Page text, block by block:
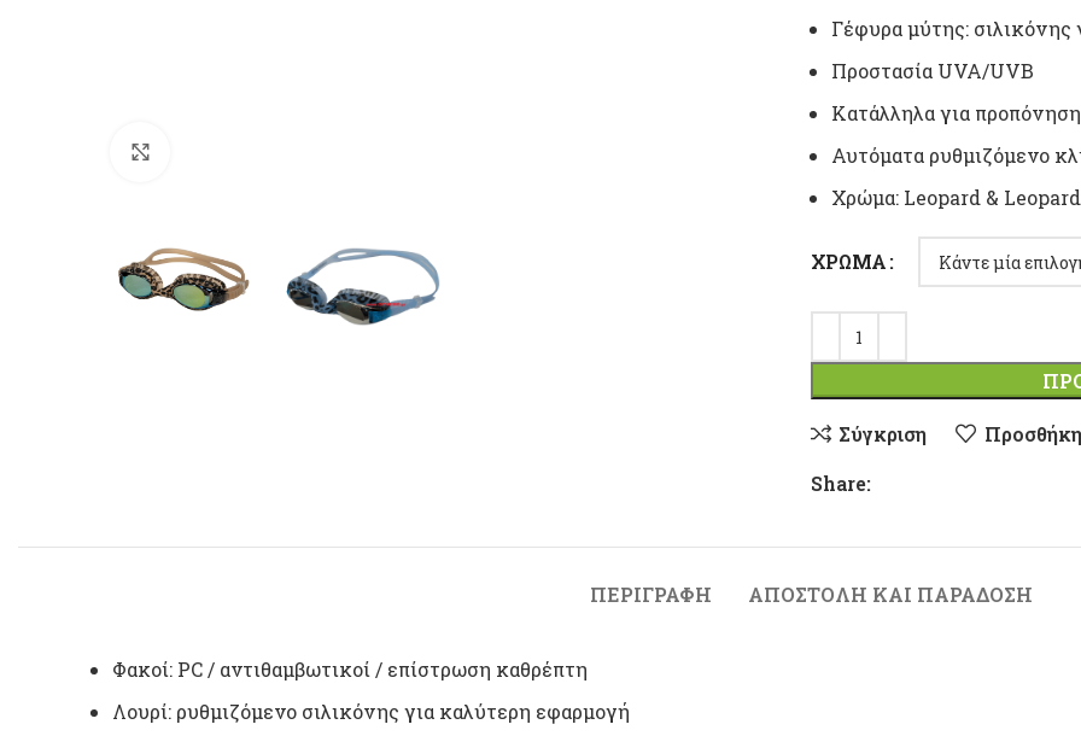
Γέφυρα μύτης: σιλικόνης
Προστασία UVA/UVB
Κατάλληλα για προπόνηση
Αυτόματα ρυθμιζόμενο
Χρώμα: Leopard &
ΧΡΏΜΑ
Σύγκριση
Share:
ΠΕΡΙΓΡΑΦΉ ΑΠΟΣΤΟΛΉ ΚΑΙ ΠΑΡΆΔΟΣΗ
Φακοί: PC / αντιθαμβωτικοί / επίστρωση καθρέπτη
Λουρί: ρυθμιζόμενο σιλικόνης για καλύτερη εφαρμογή